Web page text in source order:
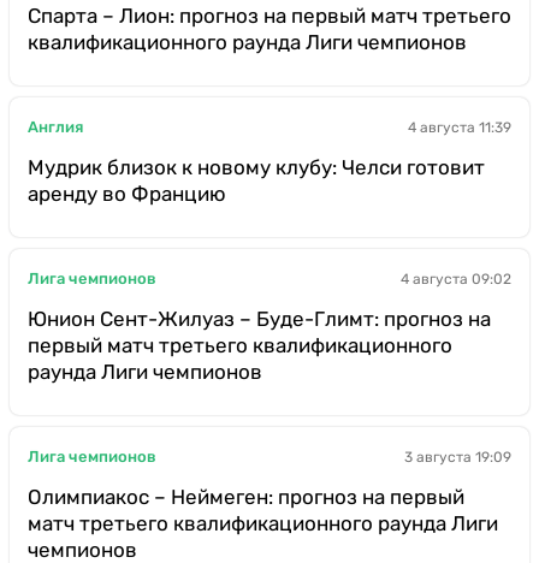
Спарта – Лион: прогноз на первый матч третьего
квалификационного раунда Лиги чемпионов
Англия 4 августа 11:39
Мудрик близок к новому клубу: Челси готовит
аренду во Францию
Лига чемпионов 4 августа 09:02
Юнион Сент-Жилуаз – Буде-Глимт: прогноз на
первый матч третьего квалификационного
раунда Лиги чемпионов
Лига чемпионов 3 августа 19:09
Олимпиакос – Неймеген: прогноз на первый
матч третьего квалификационного раунда Лиги
чемпионов